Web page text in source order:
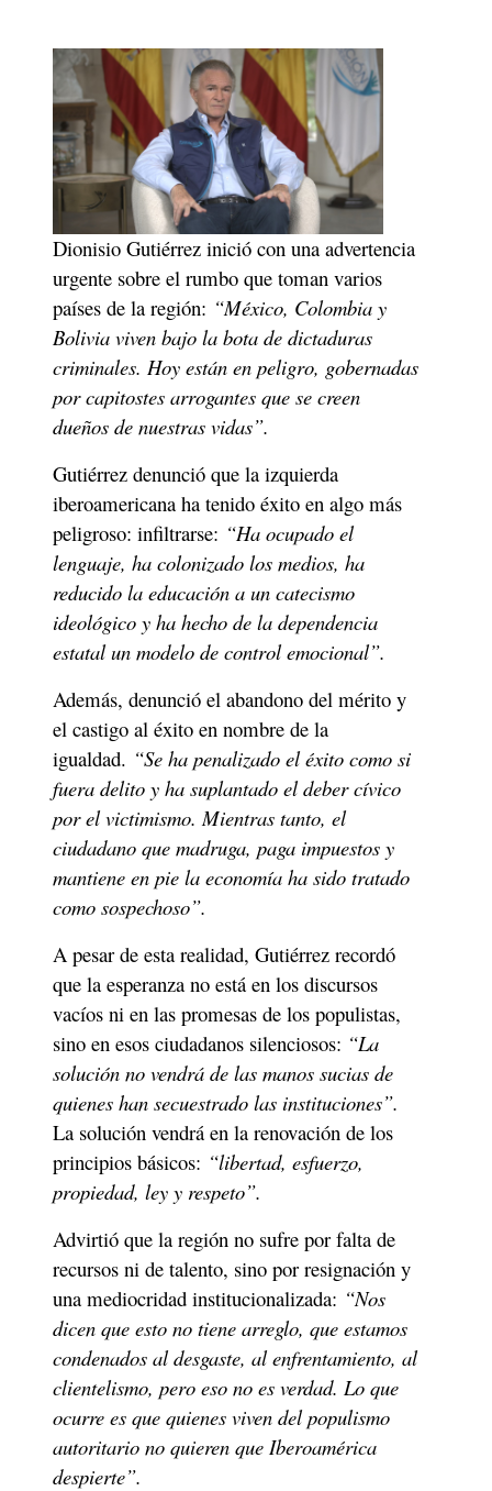
Dionisio Gutiérrez inició con una advertencia
urgente sobre el rumbo que toman varios
países de la región: “México, Colombia y
Bolivia viven bajo la bota de dictaduras
criminales. Hoy están en peligro, gobernadas
por capitostes arrogantes que se creen
dueños de nuestras vidas”.
Gutiérrez denunció que la izquierda
iberoamericana ha tenido éxito en algo más
peligroso: infiltrarse: “Ha ocupado el
lenguaje, ha colonizado los medios, ha
reducido la educación a un catecismo
ideológico y ha hecho de la dependencia
estatal un modelo de control emocional”.
Además, denunció el abandono del mérito y
el castigo al éxito en nombre de la
igualdad. “Se ha penalizado el éxito como si
fuera delito y ha suplantado el deber cívico
por el victimismo. Mientras tanto, el
ciudadano que madruga, paga impuestos y
mantiene en pie la economía ha sido tratado
como sospechoso”.
A pesar de esta realidad, Gutiérrez recordó
que la esperanza no está en los discursos
vacíos ni en las promesas de los populistas,
sino en esos ciudadanos silenciosos: “La
solución no vendrá de las manos sucias de
quienes han secuestrado las instituciones”.
La solución vendrá en la renovación de los
principios básicos: “libertad, esfuerzo,
propiedad, ley y respeto”.
Advirtió que la región no sufre por falta de
recursos ni de talento, sino por resignación y
una mediocridad institucionalizada: “Nos
dicen que esto no tiene arreglo, que estamos
condenados al desgaste, al enfrentamiento, al
clientelismo, pero eso no es verdad. Lo que
ocurre es que quienes viven del populismo
autoritario no quieren que Iberoamérica
despierte”.